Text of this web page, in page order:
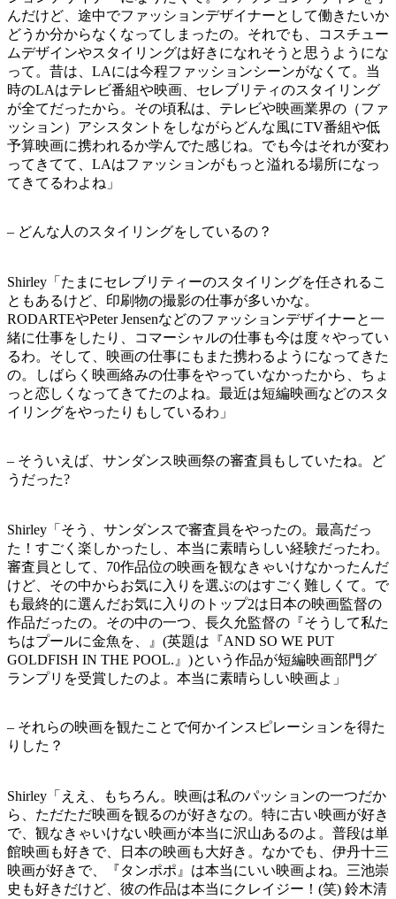
んだけど、途中でファッションデザイナーとして働きたいか
どうか分からなくなってしまったの。それでも、コスチュー
ムデザインやスタイリングは好きになれそうと思うようにな
って。昔は、LAには今程ファッションシーンがなくて。当
時のLAはテレビ番組や映画、セレブリティのスタイリング
が全てだったから。その頃私は、テレビや映画業界の（ファ
ッション）アシスタントをしながらどんな風にTV番組や低
予算映画に携われるか学んでた感じね。でも今はそれが変わ
ってきてて、LAはファッションがもっと溢れる場所になっ
てきてるわよね」
– どんな人のスタイリングをしているの？
Shirley「たまにセレブリティーのスタイリングを任されるこ
ともあるけど、印刷物の撮影の仕事が多いかな。
RODARTEやPeter Jensenなどのファッションデザイナーと一
緒に仕事をしたり、コマーシャルの仕事も今は度々やってい
るわ。そして、映画の仕事にもまた携わるようになってきた
の。しばらく映画絡みの仕事をやっていなかったから、ちょ
っと恋しくなってきてたのよね。最近は短編映画などのスタ
イリングをやったりもしているわ」
– そういえば、サンダンス映画祭の審査員もしていたね。ど
うだった?
Shirley「そう、サンダンスで審査員をやったの。最高だっ
た！すごく楽しかったし、本当に素晴らしい経験だったわ。
審査員として、70作品位の映画を観なきゃいけなかったんだ
けど、その中からお気に入りを選ぶのはすごく難しくて。で
も最終的に選んだお気に入りのトップ2は日本の映画監督の
作品だったの。その中の一つ、長久允監督の『そうして私た
ちはプールに金魚を、』(英題は『AND SO WE PUT
GOLDFISH IN THE POOL.』)という作品が短編映画部門グ
ランプリを受賞したのよ。本当に素晴らしい映画よ」
– それらの映画を観たことで何かインスピレーションを得た
りした？
Shirley「ええ、もちろん。映画は私のパッションの一つだか
ら、ただただ映画を観るのが好きなの。特に古い映画が好き
で、観なきゃいけない映画が本当に沢山あるのよ。普段は単
館映画も好きで、日本の映画も大好き。なかでも、伊丹十三
映画が好きで、『タンポポ』は本当にいい映画よね。三池崇
史も好きだけど、彼の作品は本当にクレイジー！(笑) 鈴木清